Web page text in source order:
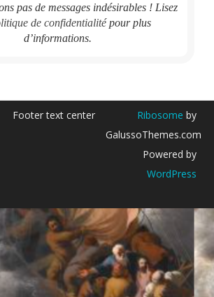
pas de messages indésirables ! Lisez
de confidentialitépour plus
d’informations.
Footer text center Ribosome by
GalussoThemes.com
Powered by
WordPress